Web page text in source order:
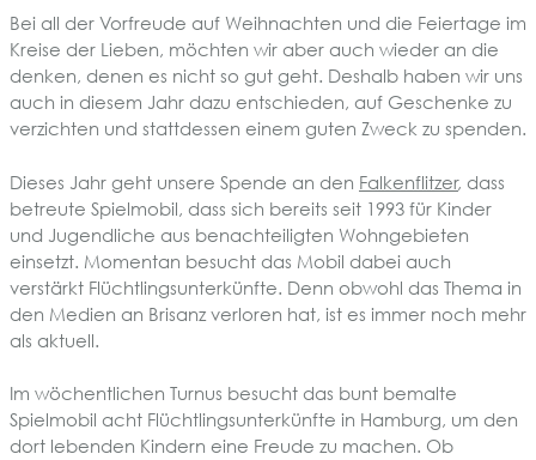
Bei all der Vorfreude auf Weihnachten und die Feiertage im
Kreise der Lieben, möchten wir aber auch wieder an die
denken, denen es nicht so gut geht. Deshalb haben wir uns
auch in diesem Jahr dazu entschieden, auf Geschenke zu
verzichten und stattdessen einem guten Zweck zu spenden.
Dieses Jahr geht unsere Spende an den Falkenflitzer, dass
betreute Spielmobil, dass sich bereits seit 1993 für Kinder
und Jugendliche aus benachteiligten Wohngebieten
einsetzt. Momentan besucht das Mobil dabei auch
verstärkt Flüchtlingsunterkünfte. Denn obwohl das Thema in
den Medien an Brisanz verloren hat, ist es immer noch mehr
als aktuell.
Im wöchentlichen Turnus besucht das bunt bemalte
Spielmobil acht Flüchtlingsunterkünfte in Hamburg, um den
dort lebenden Kindern eine Freude zu machen. Ob